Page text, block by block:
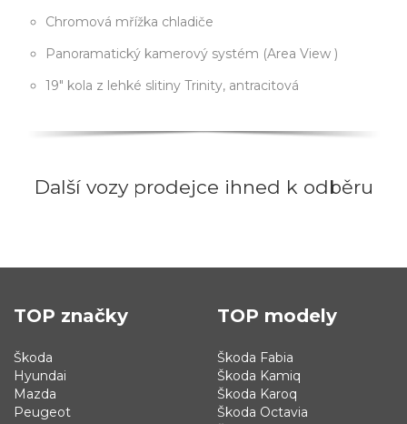
Chromová mřížka chladiče
Panoramatický kamerový systém (Area View )
19" kola z lehké slitiny Trinity, antracitová
Další vozy prodejce ihned k odběru
TOP značky
Škoda
Hyundai
Mazda
Peugeot
TOP modely
Škoda Fabia
Škoda Kamiq
Škoda Karoq
Škoda Octavia